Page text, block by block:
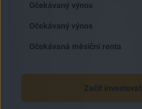
Očekávaný výnos
Očekávaný výnos
Očekávaná měsíční renta
Začít investovat